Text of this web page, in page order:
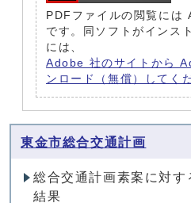
PDFファイルの閲覧に
です。同ソフトがインス
には、
Adobe 社のサイトから
ンロード（無償）してく
東金市総合交通計画
総合交通計画素案に対す
結果